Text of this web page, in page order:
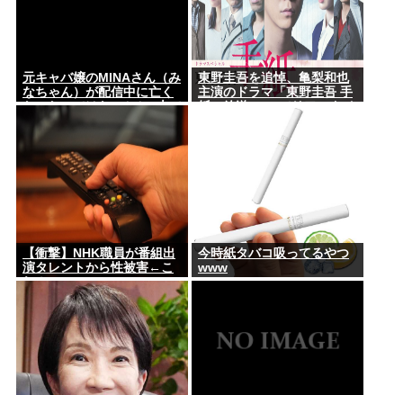
元キャバ嬢のMINAさん（み
なちゃん）が配信中に亡く
なったのではないかとX上で
話題に（※動画あり）
東野圭吾を追悼、亀梨和也
主演のドラマ「東野圭吾 手
紙」放送 TVerでリアルタイ
ム配信、見逃し配信も
【衝撃】NHK職員が番組出
演タレントから性被害←こ
れ！
今時紙タバコ吸ってるやつ
www